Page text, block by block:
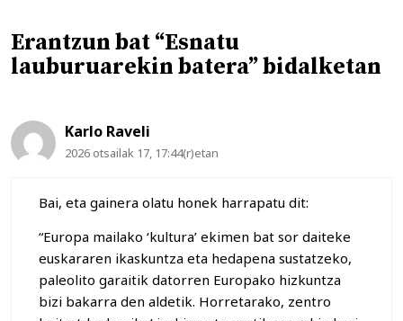
Erantzun bat “Esnatu
lauburuarekin batera” bidalketan
Karlo Raveli
2026 otsailak 17, 17:44(r)etan
Bai, eta gainera olatu honek harrapatu dit:
“Europa mailako ‘kultura’ ekimen bat sor daiteke
euskararen ikaskuntza eta hedapena sustatzeko,
paleolito garaitik datorren Europako hizkuntza
bizi bakarra den aldetik. Horretarako, zentro